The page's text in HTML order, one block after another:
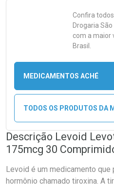
Confira
Drogaria
com a maior
Brasil.
MEDICAMENTOS ACHÉ
TODOS OS PRODUTOS DA
Descrição Levoid
175mcg 30
Levoid é um medicamento
hormônio chamado tiroxina. A